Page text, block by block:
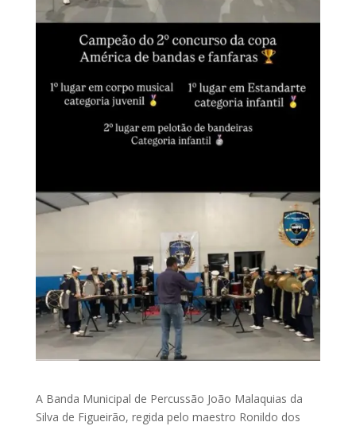
A Banda Municipal de Percussão João Malaquias da
Silva de Figueirão, regida pelo maestro Ronildo dos